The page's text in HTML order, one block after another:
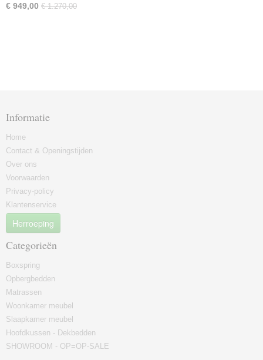
€ 949,00 € 1.270,00
Informatie
Home
Contact & Openingstijden
Over ons
Voorwaarden
Privacy-policy
Klantenservice
Herroeping
Categorieën
Boxspring
Opbergbedden
Matrassen
Woonkamer meubel
Slaapkamer meubel
Hoofdkussen - Dekbedden
SHOWROOM - OP=OP-SALE